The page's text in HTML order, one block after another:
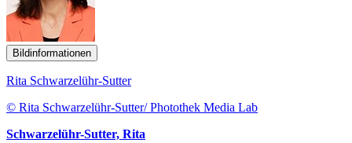
Bildinformationen
Rita Schwarzelühr-Sutter
© Rita Schwarzelühr-Sutter/ Photothek Media Lab
Schwarzelühr-Sutter, Rita